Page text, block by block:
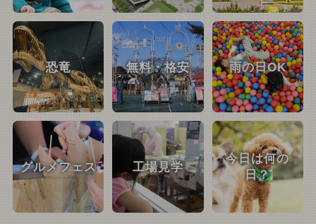
恐竜 無料・格安 雨の日OK
グルメフェス 工場見学
今日は何の
日？